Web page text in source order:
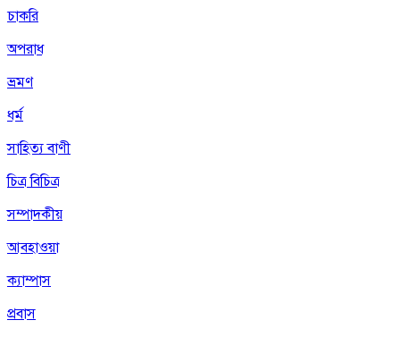
চাকরি
অপরাধ
ভ্রমণ
ধর্ম
সাহিত্য বাণী
চিত্র বিচিত্র
সম্পাদকীয়
আবহাওয়া
ক্যাম্পাস
প্রবাস